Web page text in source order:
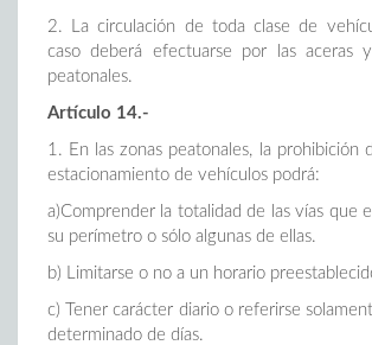
2. La circulación de toda clase de
caso deberá efectuarse por las aceras
peatonales.
Artículo 14.-
1. En las zonas peatonales, la prohibición
estacionamiento de vehículos podrá:
a)Comprender la totalidad de las vías que
su perímetro o sólo algunas de ellas.
b) Limitarse o no a un horario
c) Tener carácter diario o referirse
determinado de días.